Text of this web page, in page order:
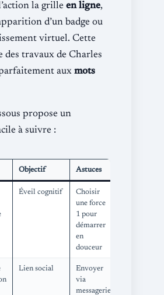
la grille en ligne,
d’un badge ou
virtuel. Cette
des travaux de Charles
aux mots
propose un
à suivre :
Objectif Astuces
Éveil cognitif
Choisir
une force
1 pour
démarrer
en
douceur
Lien social
Envoyer
via
messagerie